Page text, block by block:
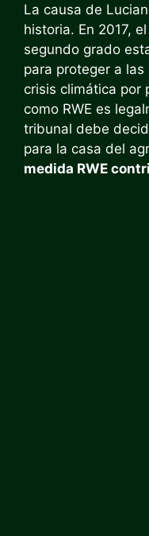
La causa de
historia. En 2017,
segundo grado
para proteger a
crisis climática por
como RWE es
tribunal debe
para la casa del
medida RWE